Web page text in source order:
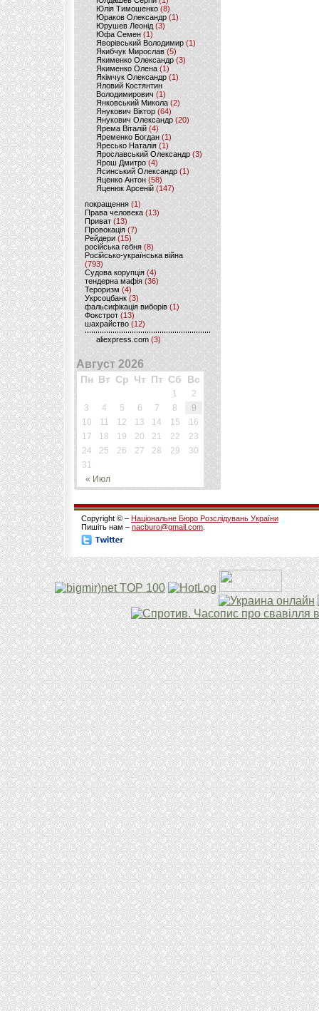
Юлія Тимошенко (8)
Юраков Олександр (1)
Юрушев Леонід (3)
Юфа Семен (1)
Яворівський Володимир (1)
Якибчук Мирослав (5)
Якименко Олександр (3)
Якименко Олена(1)
Якімчук Олександр (1)
Яловий Костянтин
Володимирович (1)
Янковський Микола(2)
Янукович Віктор (64)
Янукович Олександр(20)
Ярема Віталій(4)
Яременко Богдан(1)
Яресько Наталія(1)
Ярославський Олександр (3)
Ярош Дмитро (4)
Ясинський Олександр (1)
Яценко Антон(58)
Яценюк Арсеній (147)
покращення (1)
Права человека(13)
Приват (13)
Провокація (7)
Рейдери (15)
російська гебня (8)
Російсько-українська війна
(793)
Судова корупція (4)
тендерна мафія (36)
Тероризм (4)
Укрсоцбанк (3)
фальсифікація виборів (1)
Фокстрот(13)
шахрайство (12)
aliexpress.com (3)
Август 2026
Пн Вт Ср Чт Пт Сб Вс
« Июл
1
2
3
4 5 6 7 8
9
10
11 12 13 14 15
16
17
18 19 20 21 22
23
24
25 26 27 28 29
30
31
Copyright © – Національне Бюро Розслідувань України
Пишіть нам – nacburo@gmail.com